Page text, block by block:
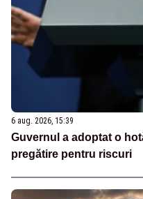
6 aug. 2026, 15:39
Guvernul a adoptat o
pregătire pentru riscuri